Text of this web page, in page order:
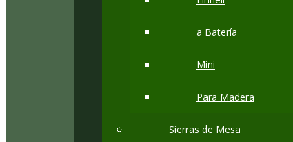
a Batería
Mini
Para Madera
Sierras de Mesa